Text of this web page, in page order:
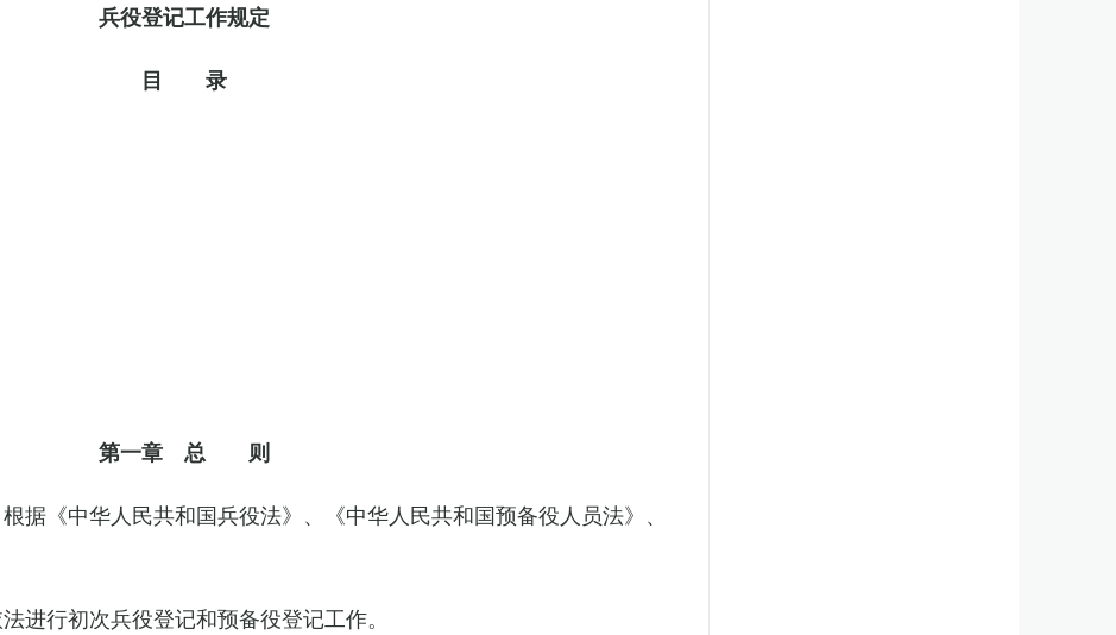
兵役登记工作规定
目 录
第一章 总 则
据《中华人民共和国兵役法》、《中华人民共和国预备役人员法》、
进行初次兵役登记和预备役登记工作。